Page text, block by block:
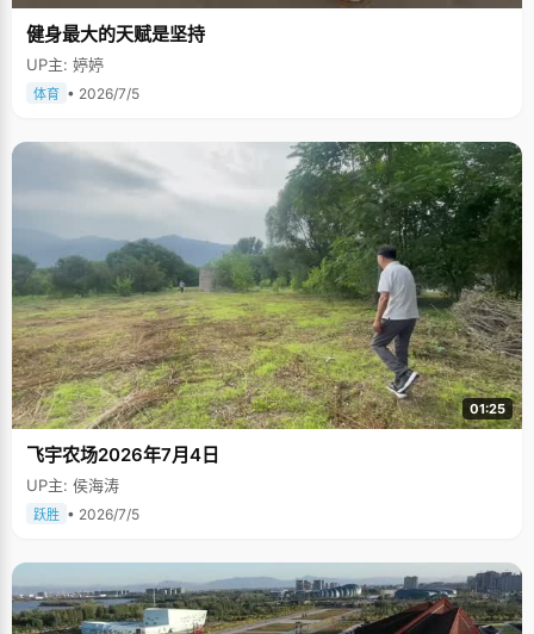
健身最大的天赋是坚持
UP主: 婷婷
体育 • 2026/7/5
01:25
飞宇农场2026年7月4日
UP主: 侯海涛
跃胜 • 2026/7/5